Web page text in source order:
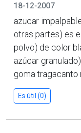
18-12-2007
azucar
otras partes) es
polvo) de color
azúcar granulado)
goma tragacanto
Es útil (0)